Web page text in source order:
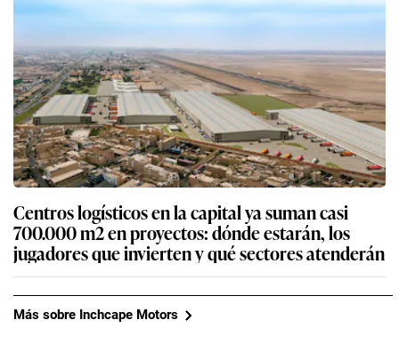
Centros logísticos en la capital ya suman casi
700.000 m2 en proyectos: dónde estarán, los
jugadores que invierten y qué sectores atenderán
Más sobre Inchcape Motors